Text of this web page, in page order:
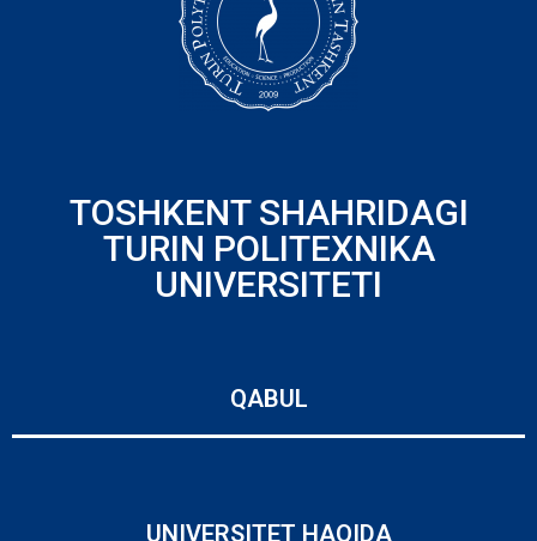
TOSHKENT SHAHRIDAGI
TURIN POLITEXNIKA
UNIVERSITETI
QABUL
UNIVERSITET HAQIDA